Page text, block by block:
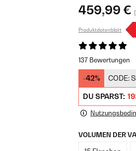
459,99 €
Produktdatenblatt
137 Bewertungen
-42% CODE:
DU SPARST:
VOLUMEN DER